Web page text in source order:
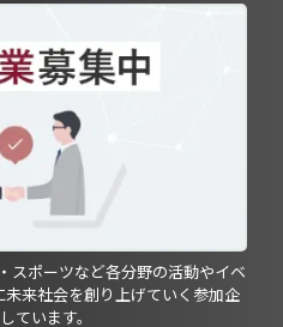
スポーツなど各分野の活動やイベ
来社会を創り上げていく参加企
ています。